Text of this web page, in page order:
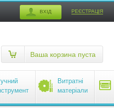
ВХІД РЕЄСТРАЦІЯ
Ваша корзина пуста
Витратні
матеріали